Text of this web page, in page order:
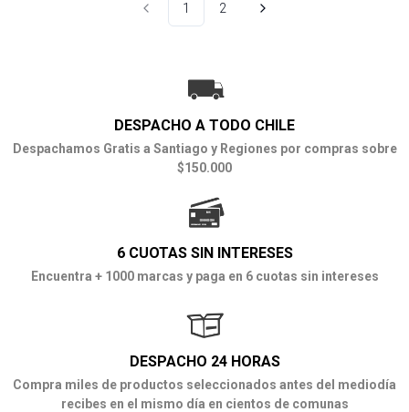
1 2
DESPACHO A TODO CHILE
Despachamos Gratis a Santiago y Regiones por compras sobre
$150.000
6 CUOTAS SIN INTERESES
Encuentra + 1000 marcas y paga en 6 cuotas sin intereses
DESPACHO 24 HORAS
Compra miles de productos seleccionados antes del mediodía
recibes en el mismo día en cientos de comunas